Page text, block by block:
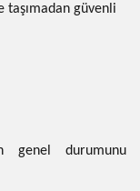
taşımadan güvenli
genel durumunu